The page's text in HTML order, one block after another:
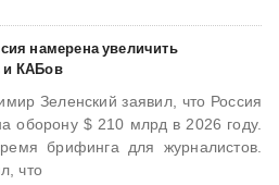
намерена увеличить
и КАБов
Зеленский заявил, что Россия
оборону $ 210 млрд в 2026 году.
брифинга для журналистов.
что